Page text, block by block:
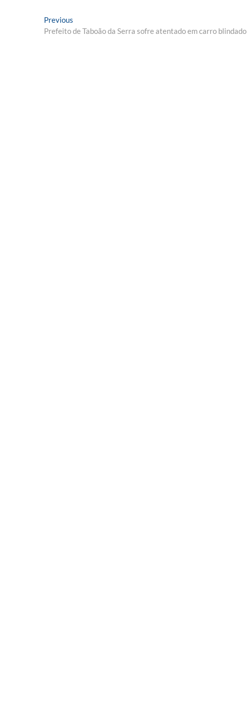
Navegação
de
Previous
post:
Prefeito de Taboão da Serra sofre atentado em carro blindado